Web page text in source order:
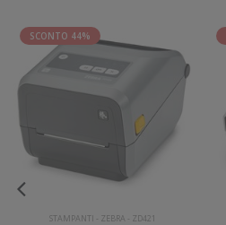
SCONTO 44%
STAMPANTI - ZEBRA - ZD421